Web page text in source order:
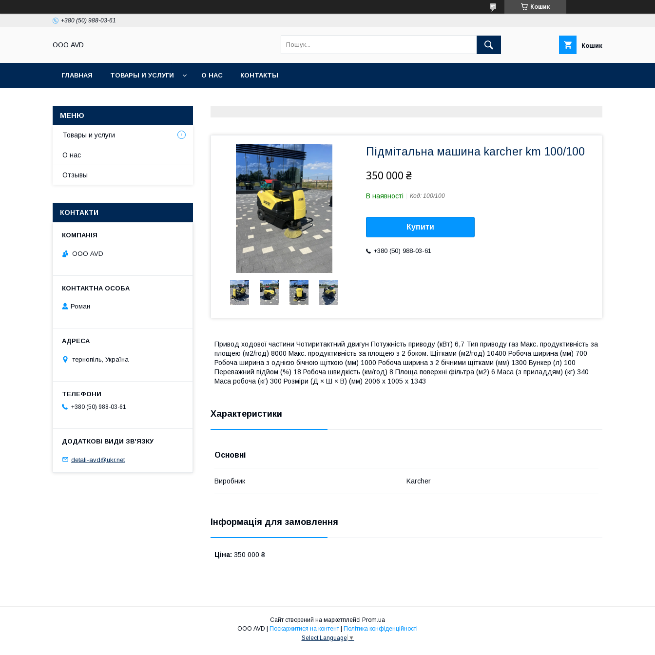
Кошик
+380 (50) 988-03-61
ООО AVD Кошик
ГЛАВНАЯ ТОВАРЫ И УСЛУГИ О НАС КОНТАКТЫ
Підмітальна машина karcher km 100/100
350 000 ₴
В наявності Код: 100/100
Купити
+380 (50) 988-03-61
Привод ходової частини Чотиритактний двигун Потужність приводу (кВт) 6,7 Тип приводу газ Макс. продуктивність за
площею (м2/год) 8000 Макс. продуктивність за площею з 2 боком. Щітками (м2/год) 10400 Робоча ширина (мм) 700
Робоча ширина з однією бічною щіткою (мм) 1000 Робоча ширина з 2 бічними щітками (мм) 1300 Бункер (л) 100
Переважний підйом (%) 18 Робоча швидкість (км/год) 8 Площа поверхні фільтра (м2) 6 Маса (з приладдям) (кг) 340
Маса робоча (кг) 300 Розміри (Д × Ш × В) (мм) 2006 x 1005 x 1343
Характеристики
Основні
Виробник Karcher
Інформація для замовлення
Ціна: 350 000 ₴
Товары и услуги
О нас
Отзывы
КОНТАКТИ
ООО AVD
Роман
тернопіль, Україна
+380 (50) 988-03-61
detali-avd@ukr.net
Сайт створений на маркетплейсі Prom.ua
Поскаржитися на контент
Політика конфіденційності
Select Language ▼